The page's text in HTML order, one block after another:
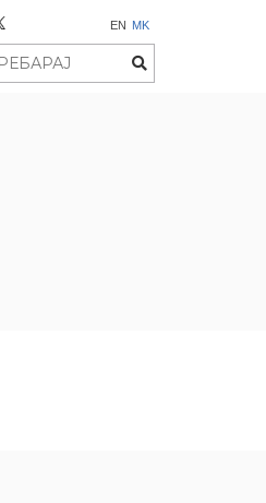
EN MK